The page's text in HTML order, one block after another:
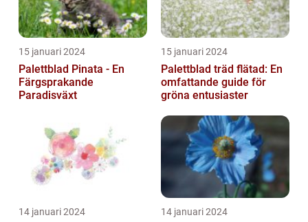
15 januari 2024
Palettblad Pinata - En
Färgsprakande
Paradisväxt
15 januari 2024
Palettblad träd flätad: En
omfattande guide för
gröna entusiaster
14 januari 2024 14 januari 2024